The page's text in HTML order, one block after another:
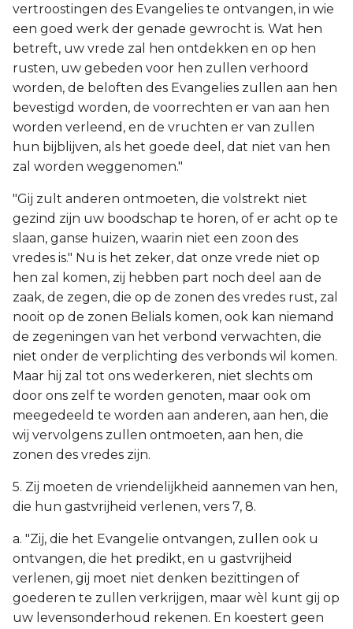
vertroostingen des Evangelies te ontvangen, in wie
een goed werk der genade gewrocht is. Wat hen
betreft, uw vrede zal hen ontdekken en op hen
rusten, uw gebeden voor hen zullen verhoord
worden, de beloften des Evangelies zullen aan hen
bevestigd worden, de voorrechten er van aan hen
worden verleend, en de vruchten er van zullen
hun bijblijven, als het goede deel, dat niet van hen
zal worden weggenomen."
"Gij zult anderen ontmoeten, die volstrekt niet
gezind zijn uw boodschap te horen, of er acht op te
slaan, ganse huizen, waarin niet een zoon des
vredes is." Nu is het zeker, dat onze vrede niet op
hen zal komen, zij hebben part noch deel aan de
zaak, de zegen, die op de zonen des vredes rust, zal
nooit op de zonen Belials komen, ook kan niemand
de zegeningen van het verbond verwachten, die
niet onder de verplichting des verbonds wil komen.
Maar hij zal tot ons wederkeren, niet slechts om
door ons zelf te worden genoten, maar ook om
meegedeeld te worden aan anderen, aan hen, die
wij vervolgens zullen ontmoeten, aan hen, die
zonen des vredes zijn.
5. Zij moeten de vriendelijkheid aannemen van hen,
die hun gastvrijheid verlenen, vers 7, 8.
a. "Zij, die het Evangelie ontvangen, zullen ook u
ontvangen, die het predikt, en u gastvrijheid
verlenen, gij moet niet denken bezittingen of
goederen te zullen verkrijgen, maar wèl kunt gij op
uw levensonderhoud rekenen. En koestert geen